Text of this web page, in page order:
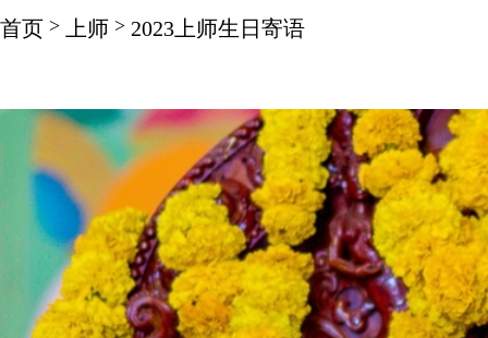
首页 > 上师 > 2023上师生日寄语